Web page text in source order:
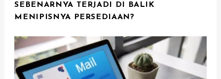
SEBENARNYA TERJADI DI BALIK
MENIPISNYA PERSEDIAAN?